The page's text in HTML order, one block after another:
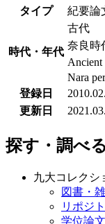
タイプ
紀要論
時代・年代
古代
奈良時
Ancient
Nara
登録日
更新日
探す・調べる
九大コレクシ
図書・
リポジ
学位論文